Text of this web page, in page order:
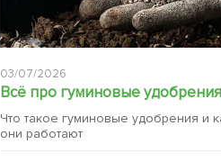
03/07/2026
Всё про гуминовые удобрения
Что такое гуминовые удобрения и
они работают